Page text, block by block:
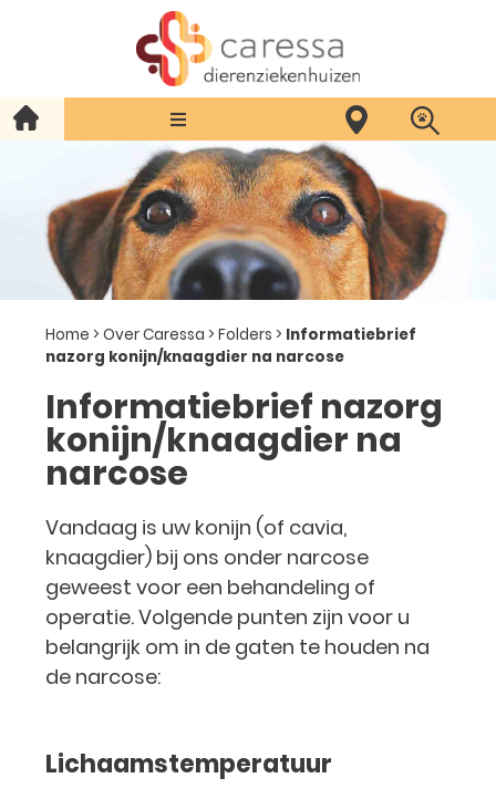
Home > Over Caressa > Folders > Informatiebrief
nazorg konijn/knaagdier na narcose
Informatiebrief nazorg
konijn/knaagdier na
narcose
Vandaag is uw konijn (of cavia,
knaagdier) bij ons onder narcose
geweest voor een behandeling of
operatie. Volgende punten zijn voor u
belangrijk om in de gaten te houden na
de narcose:
Lichaamstemperatuur